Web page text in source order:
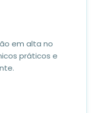
em alta no
práticos e